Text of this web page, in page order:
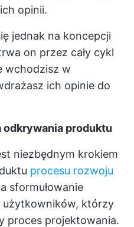
opinii.
jednak na koncepcji
on przez cały cykl
wchodzisz w
ich opinie do
produktu
niezbędnym krokiem
procesu rozwoju
sformułowanie
użytkowników, którzy
proces projektowania.